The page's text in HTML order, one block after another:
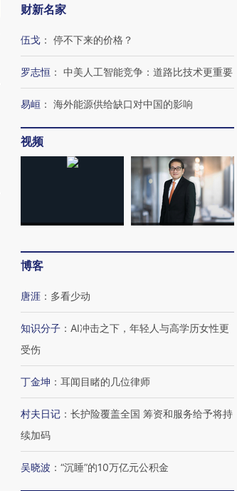
飞行员跨国走私7万
摇头丸 尿检体内含3种
度Z世代 用街头抗争将教
育部长拱下台
机”？
飞地休
广】走进第四届链博
，让数智科技“链”接产
财新名家
伍戈 ： 停不下来的价格？
罗志恒 ： 中美人工智能竞争：道路比技术更重要
易峘 ： 海外能源供给缺口对中国的影响
视频
博客
唐涯 ： 多看少动
知识分子 ： AI冲击之下，年轻人与高学历女性更
受伤
丁金坤 ： 耳闻目睹的几位律师
村夫日记 ： 长护险覆盖全国 筹资和服务给予将持
续加码
吴晓波 ： “沉睡”的10万亿元公积金